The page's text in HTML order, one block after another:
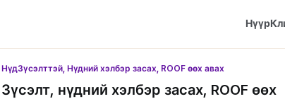
Нүүр
НүдЗүсэлттэй, Нүдний хэлбэр засах, ROOF өөх авах
Зүсэлт, нүдний хэлбэр засах, ROOF өөх